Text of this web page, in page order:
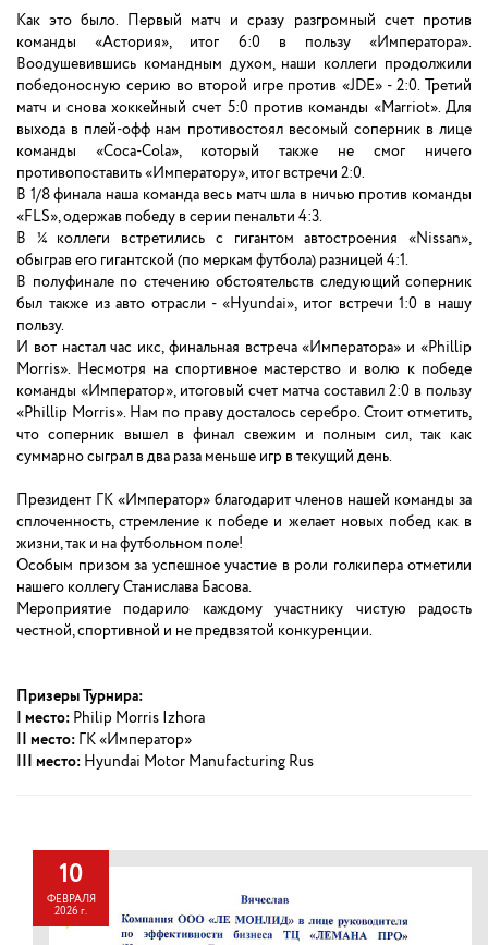
Как это было. Первый матч и сразу разгромный счет против
команды «Астория», итог 6:0 в пользу «Императора».
Воодушевившись командным духом, наши коллеги продолжили
победоносную серию во второй игре против «JDE» - 2:0. Третий
матч и снова хоккейный счет 5:0 против команды «Marriot». Для
выхода в плей-офф нам противостоял весомый соперник в лице
команды «Coca-Cola», который также не смог ничего
противопоставить «Императору», итог встречи 2:0.
В 1/8 финала наша команда весь матч шла в ничью против команды
«FLS», одержав победу в серии пенальти 4:3.
В ¼ коллеги встретились с гигантом автостроения «Nissan»,
обыграв его гигантской (по меркам футбола) разницей 4:1.
В полуфинале по стечению обстоятельств следующий соперник
был также из авто отрасли - «Hyundai», итог встречи 1:0 в нашу
пользу.
И вот настал час икс, финальная встреча «Императора» и «Phillip
Morris». Несмотря на спортивное мастерство и волю к победе
команды «Император», итоговый счет матча составил 2:0 в пользу
«Phillip Morris». Нам по праву досталось серебро. Стоит отметить,
что соперник вышел в финал свежим и полным сил, так как
суммарно сыграл в два раза меньше игр в текущий день.
Президент ГК «Император» благодарит членов нашей команды за
сплоченность, стремление к победе и желает новых побед как в
жизни, так и на футбольном поле!
Особым призом за успешное участие в роли голкипера отметили
нашего коллегу Станислава Басова.
Мероприятие подарило каждому участнику чистую радость
честной, спортивной и не предвзятой конкуренции.
Призеры Турнира:
I место: Philip Morris Izhora
II место: ГК «Император»
III место: Hyundai Motor Manufacturing Rus
10
ФЕВРАЛЯ
2026 г.